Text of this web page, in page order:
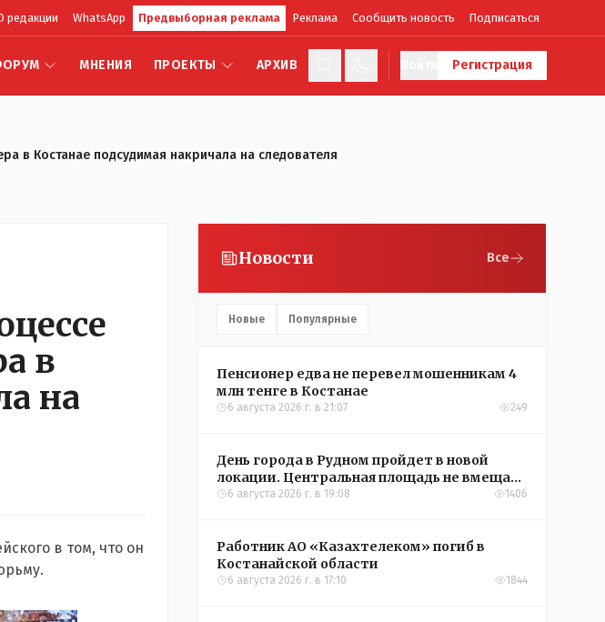
редакции WhatsApp Предвыборная реклама Реклама Сообщить новость Подписаться
МНЕНИЯ ПРОЕКТЫ АРХИВ Регистрация
в Костанае подсудимая накричала на следователя
в
на
в том, что он
Новости Все
Новые Популярные
Пенсионер едва не перевел мошенникам 4
млн тенге в Костанае
6 августа 2026 г. в 21:07 249
День города в Рудном пройдет в новой
локации. Центральная площадь не вмещает
всех желающих
6 августа 2026 г. в 19:08 1406
Работник АО «Казахтелеком» погиб в
Костанайской области
6 августа 2026 г. в 17:10 1844